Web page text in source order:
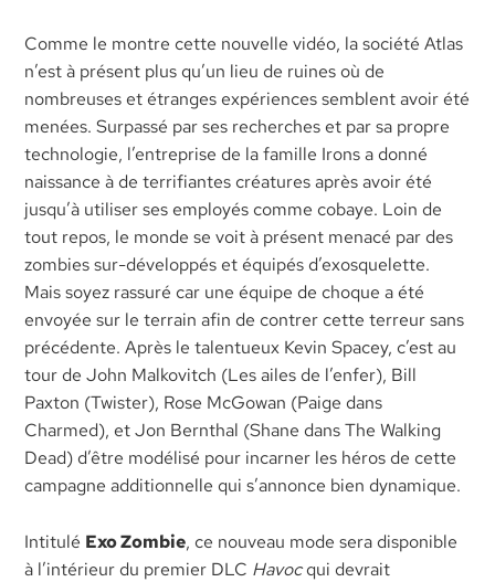
Comme le montre cette nouvelle vidéo, la société Atlas
n’est à présent plus qu’un lieu de ruines où de
nombreuses et étranges expériences semblent avoir été
menées. Surpassé par ses recherches et par sa propre
technologie, l’entreprise de la famille Irons a donné
naissance à de terrifiantes créatures après avoir été
jusqu’à utiliser ses employés comme cobaye. Loin de
tout repos, le monde se voit à présent menacé par des
zombies sur-développés et équipés d’exosquelette.
Mais soyez rassuré car une équipe de choque a été
envoyée sur le terrain afin de contrer cette terreur sans
précédente. Après le talentueux Kevin Spacey, c’est au
tour de John Malkovitch (Les ailes de l’enfer), Bill
Paxton (Twister), Rose McGowan (Paige dans
Charmed), et Jon Bernthal (Shane dans The Walking
Dead) d’être modélisé pour incarner les héros de cette
campagne additionnelle qui s’annonce bien dynamique.
Intitulé Exo Zombie, ce nouveau mode sera disponible
à l’intérieur du premier DLC Havocqui devrait